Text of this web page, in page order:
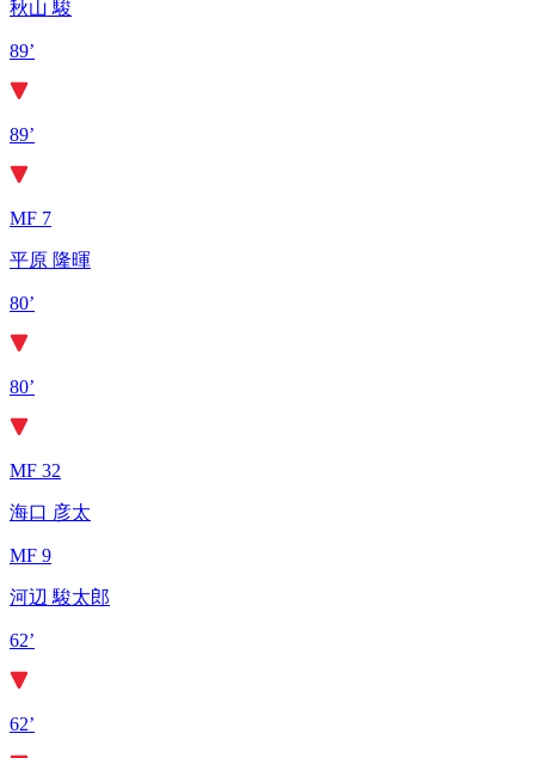
秋山 駿
89’
89’
MF 7
平原 隆暉
80’
80’
MF 32
海口 彦太
MF 9
河辺 駿太郎
62’
62’